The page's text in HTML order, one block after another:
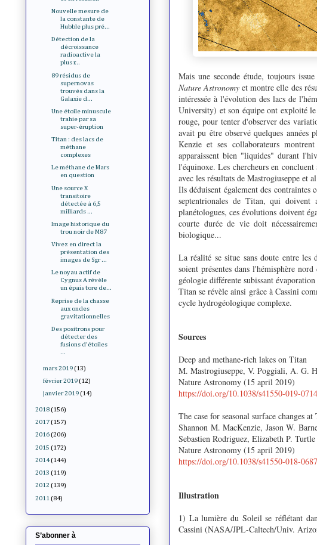
Mais une seconde étude, toujours
Nature Astronomy et montre elle des
intéressée à l'évolution des lacs de
University) et son équipe ont exploité le
rouge, pour tenter d'observer des
avait pu être observé quelques
Kenzie et ses collaborateurs
apparaissent bien "liquides" durant
l'équinoxe. Les chercheurs en
avec les résultats de Mastrogiuseppe et
Ils déduisent également des contraintes
septentrionales de Titan, qui
planétologues, ces évolutions doivent
courte durée de vie doit
biologique...
La réalité se situe sans doute entre les
soient présentes dans l'hémisphère
géologie différente subissant
Titan se révèle ainsi grâce à Cassini
cycle hydrogéologique complexe.
Sources
Deep and methane-rich lakes on Titan
M. Mastrogiuseppe, V. Poggiali, A. G.
Nature Astronomy (15 april 2019)
https://doi.org/10.1038/s41550-019-
The case for seasonal surface changes
Shannon M. MacKenzie, Jason W.
Sebastien Rodriguez, Elizabeth P.
Nature Astronomy (15 april 2019)
https://doi.org/10.1038/s41550-018-
Illustration
1) La lumière du Soleil se réflétant
Cassini (NASA/JPL-Caltech/Univ.
Nouvelle mesure de
la constante de
Hubble plus pré...
Détection de la
décroissance
radioactive la
plus r...
89 résidus de
supernovas
trouvés dans la
Galaxie d...
Une étoile minuscule
trahie par sa
super-éruption
Titan : des lacs de
méthane
complexes
Le méthane de Mars
en question
Une source X
transitoire
détectée à 6,5
milliards ...
Image historique du
trou noir de M87
Vivez en direct la
présentation des
images de Sgr ...
Le noyau actif de
Cygnus A révèle
un épais tore de...
Reprise de la chasse
aux ondes
gravitationnelles
Des positrons pour
détecter des
fusions d'étoiles
...
mars 2019 (13)
février 2019 (12)
janvier 2019 (14)
2018 (156)
2017 (157)
2016 (206)
2015 (172)
2014 (144)
2013 (119)
2012 (139)
2011 (84)
S’abonner à